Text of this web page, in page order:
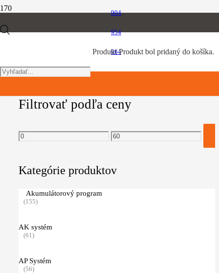
904
954
064
Products
search
ProduktProdukt bol pridaný do košíka.
čistiace prostriedky
Filtrovať podľa ceny
cena
cena
Kategórie produktov
Akumulátorový program
(155)
AK systém
(61)
AP Systém
(56)